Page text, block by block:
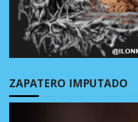
ZAPATERO IMPUTADO